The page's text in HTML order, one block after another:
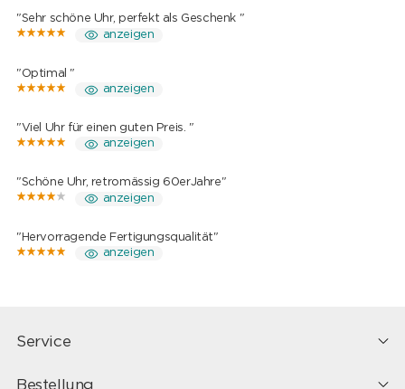
"Sehr schöne Uhr, perfekt als Geschenk "
anzeigen
"Optimal "
anzeigen
"Viel Uhr für einen guten Preis. "
anzeigen
"Schöne Uhr, retromässig 60erJahre"
anzeigen
"Hervorragende Fertigungsqualität"
anzeigen
Service
Bestellung